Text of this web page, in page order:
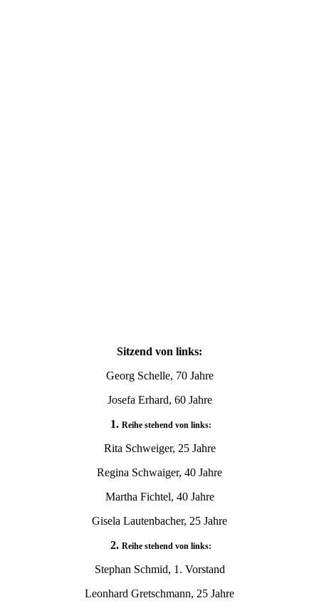
Sitzend von links:
Georg Schelle, 70 Jahre
Josefa Erhard, 60 Jahre
1. Reihe stehend von links:
Rita Schweiger, 25 Jahre
Regina Schwaiger, 40 Jahre
Martha Fichtel, 40 Jahre
Gisela Lautenbacher, 25 Jahre
2. Reihe stehend von links:
Stephan Schmid, 1. Vorstand
Leonhard Gretschmann, 25 Jahre